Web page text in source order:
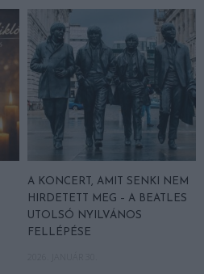
A KONCERT, AMIT SENKI NEM
HIRDETETT MEG – A BEATLES
UTOLSÓ NYILVÁNOS
FELLÉPÉSE